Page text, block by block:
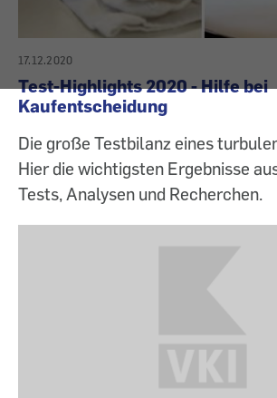
17.12.2020
Test-Highlights 2020 - Hilfe bei
Kaufentscheidung
Die große Testbilanz eines
Hier die wichtigsten Ergebnisse
Tests, Analysen und Recherchen.